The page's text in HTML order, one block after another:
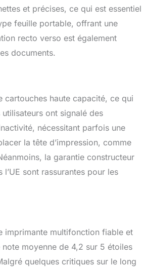
et précises, ce qui est essentiel
feuille portable, offrant une
recto verso est également
documents.
cartouches haute capacité, ce qui
ont signalé des
nécessitant parfois une
la tête d’impression, comme
la garantie constructeur
sont rassurantes pour les
imprimante multifonction fiable et
moyenne de 4,2 sur 5 étoiles
quelques critiques sur le long